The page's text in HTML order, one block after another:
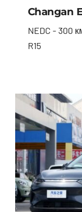
Changan
NEDC - 300
R15